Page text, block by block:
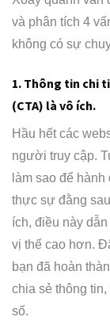
và phân tích 4
không có sự
1. Thông tin chi
(CTA) là vô ích.
Hầu hết các
người truy cập.
làm sao để
thực sự đằng
ích, điều này
vị thế cao hơn.
bạn đã hoàn
chia sẻ thông
số.